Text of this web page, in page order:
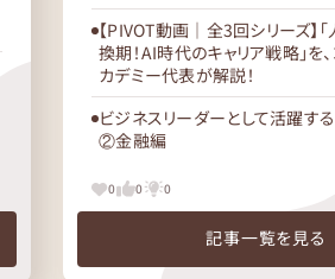
【PIVOT動画｜全3回シリーズ】
換期！AI時代のキャリア戦略」を
カデミー代表が解説！
ビジネスリーダーとして活躍す
②金融編
0 0 0
記事一覧を見る